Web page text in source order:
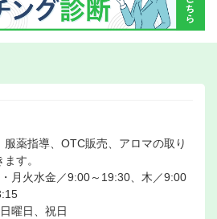
薬指導、OTC販売、アロマの取り
す。
月火水金／9:00～19:30、木／9:00
曜日、祝日